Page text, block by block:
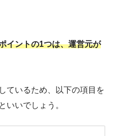
イントの1つは、運営元が
ているため、以下の項目を
いいでしょう。